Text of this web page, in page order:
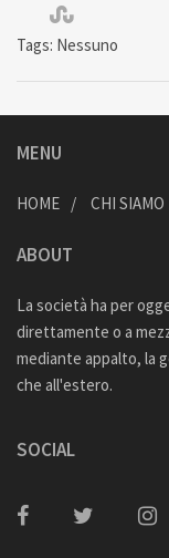
Tags: Nessuno
MENU
HOME CHI SIAMO
ABOUT
La società ha per
direttamente o a
mediante appalto, la
che all'estero.
SOCIAL